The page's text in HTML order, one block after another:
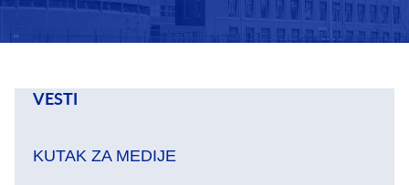
VESTI
KUTAK ZA MEDIJE